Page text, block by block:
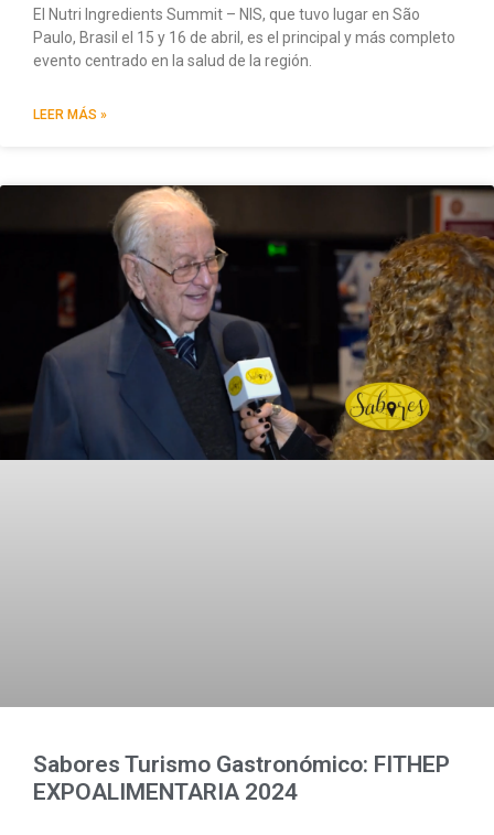
El Nutri Ingredients Summit – NIS, que tuvo lugar en São
Paulo, Brasil el 15 y 16 de abril, es el principal y más completo
evento centrado en la salud de la región.
LEER MÁS »
Sabores Turismo Gastronómico: FITHEP
EXPOALIMENTARIA 2024